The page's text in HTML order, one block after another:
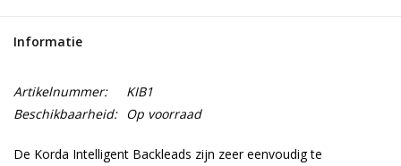
Range
Cadeaubon
Informatie
Artikelnummer:
KIB1
Beschikbaarheid: Op voorraad
De Korda Intelligent Backleads zijn zeer eenvoudig te